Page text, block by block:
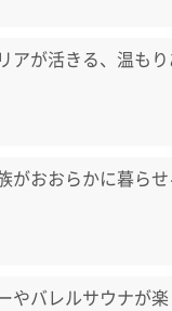
アが活きる、温も
がおおらかに暮ら
やバレルサウナが